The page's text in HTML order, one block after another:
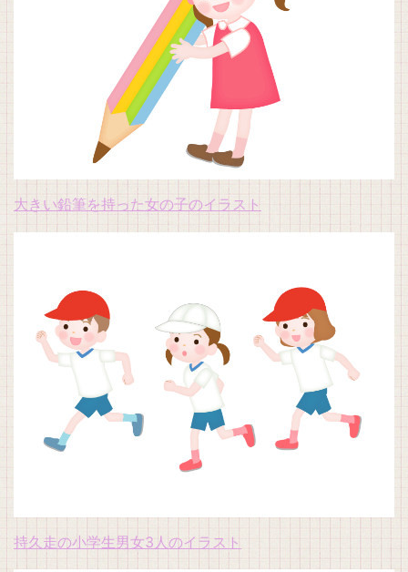
大きい鉛筆を持った女の子のイラスト
持久走の小学生男女3人のイラスト